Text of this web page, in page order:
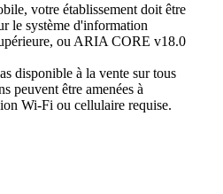
votre établissement doit être
le système d'information
ou ARIA CORE v18.0
disponible à la vente sur tous
peuvent être amenées à
Wi-Fi ou cellulaire requise.